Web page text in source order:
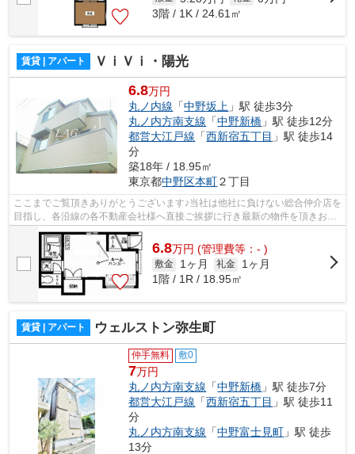
3階 / 1K / 24.61㎡
賃貸 | アパート ＶｉＶｉ・陽光
6.8万円
丸ノ内線 「中野坂上 」駅 徒歩3分
丸ノ内方南支線 「中野新橋 」駅 徒歩12分
都営大江戸線 「西新宿五丁目 」駅 徒歩14
分
築18年 / 18.95㎡
東京都中野区本町２丁目
ここまでご覧頂きありがとうございます♪当社は他社に負けない総合仲介店を
目指し、各沿線の各不動産会社様へ直接ご挨拶に行き最新の物件を頂きお客
様へ提供しております！最新の情報は...
6.8万円 (管理費等：- )
敷金 1ヶ月 礼金
1ヶ月
1階 / 1R / 18.95㎡
賃貸 | アパート ウェルストン弥生町
仲手無料 敷0
7万円
丸ノ内方南支線 「中野新橋 」駅 徒歩7分
都営大江戸線 「西新宿五丁目 」駅 徒歩11
分
丸ノ内方南支線 「中野富士見町 」駅 徒歩
13分